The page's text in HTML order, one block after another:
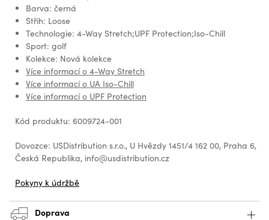
Barva: černá
Střih: Loose
Technologie: 4-Way Stretch;UPF Protection;Iso-Chill
Sport: golf
Kolekce: Nová kolekce
Více informací o 4-Way Stretch
Více informací o UA Iso-Chill
Více informací o UPF Protection
Kód produktu: 6009724-001
Dovozce: USDistribution s.r.o., U Hvězdy 1451/4 162 00, Praha 6,
Česká Republika, info@usdistribution.cz
Pokyny k údržbě
Doprava